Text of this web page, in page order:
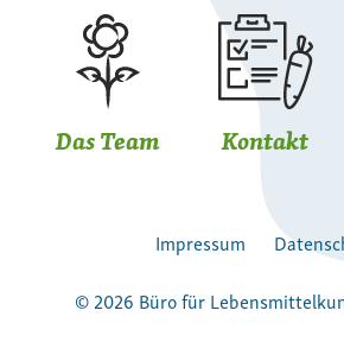
Das Team Kontakt
Impressum
© 2026 Büro für